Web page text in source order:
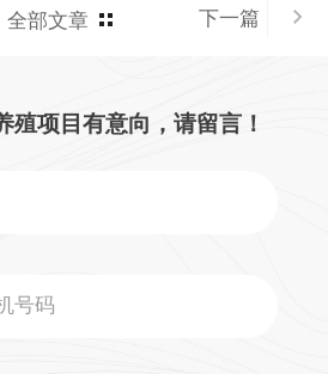
全部文章 下一篇
殖项目有意向，请留言！